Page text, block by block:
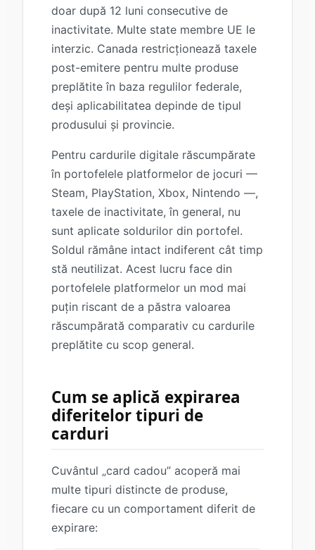
doar după 12 luni consecutive de
inactivitate. Multe state membre UE le
interzic. Canada restricționează taxele
post-emitere pentru multe produse
preplătite în baza regulilor federale,
deși aplicabilitatea depinde de tipul
produsului și provincie.
Pentru cardurile digitale răscumpărate
în portofelele platformelor de jocuri —
Steam, PlayStation, Xbox, Nintendo —,
taxele de inactivitate, în general, nu
sunt aplicate soldurilor din portofel.
Soldul rămâne intact indiferent cât timp
stă neutilizat. Acest lucru face din
portofelele platformelor un mod mai
puțin riscant de a păstra valoarea
răscumpărată comparativ cu cardurile
preplătite cu scop general.
Cum se aplică expirarea
diferitelor tipuri de
carduri
Cuvântul „card cadou” acoperă mai
multe tipuri distincte de produse,
fiecare cu un comportament diferit de
expirare: